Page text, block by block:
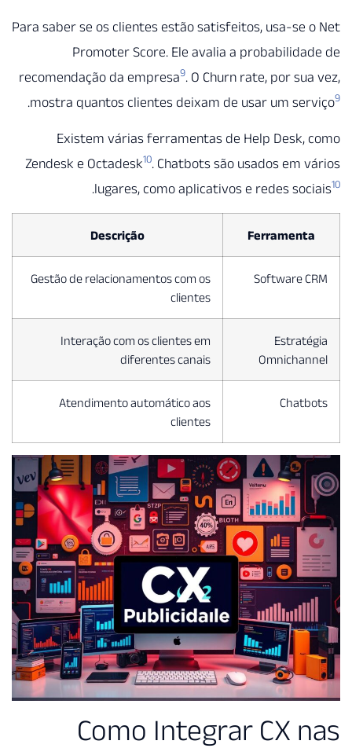
Para saber se os clientes estão satisfeitos, usa-se
Promoter Score. Ele avalia a
recomendação da empresa9. O Churn rate, por
mostra quantos clientes deixam de usar um
.
Existem várias ferramentas de Help Desk,
Zendesk e Octadesk10. Chatbots são usados em
lugares, como aplicativos e redes
.
Descrição
Software
Gestão de relacionamentos com os
Interação com os clientes em
diferentes canais
Atendimento automático aos
Como Integrar CX